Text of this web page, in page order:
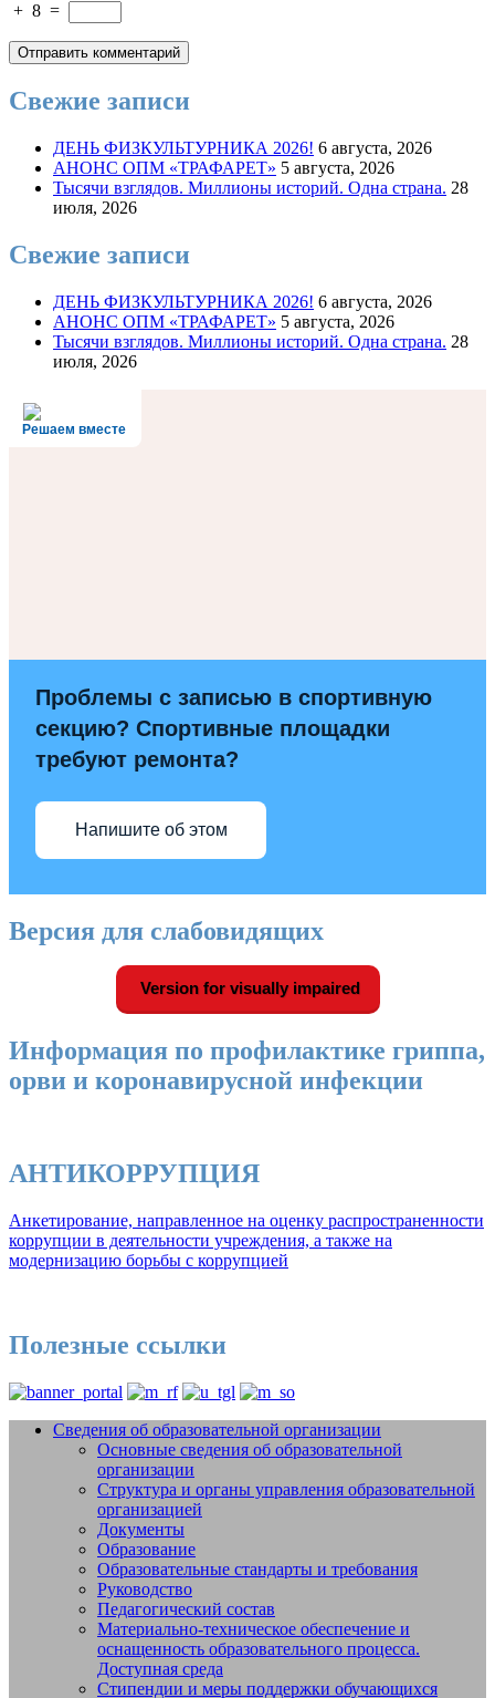
+ 8 =
Свежие записи
ДЕНЬ ФИЗКУЛЬТУРНИКА 2026! 6 августа, 2026
АНОНС ОПМ «ТРАФАРЕТ» 5 августа, 2026
Тысячи взглядов. Миллионы историй. Одна страна. 28
июля, 2026
Свежие записи
ДЕНЬ ФИЗКУЛЬТУРНИКА 2026! 6 августа, 2026
АНОНС ОПМ «ТРАФАРЕТ» 5 августа, 2026
Тысячи взглядов. Миллионы историй. Одна страна. 28
июля, 2026
Решаем вместе
Проблемы с записью в спортивную
секцию? Спортивные площадки
требуют ремонта?
Напишите об этом
Версия для слабовидящих
Version for visually impaired
Информация по профилактике гриппа,
орви и коронавирусной инфекции
АНТИКОРРУПЦИЯ
Анкетирование, направленное на оценку распространенности
коррупции в деятельности учреждения, а также на
модернизацию борьбы с коррупцией
Полезные ссылки
Добро пожаловать на сайт МБУДО
СШОР №14 "Жигули" г.о. Тольятти
Сведения об образовательной организации
Основные сведения об образовательной
организации
Структура и органы управления образовательной
организацией
Документы
Образование
Образовательные стандарты и требования
Руководство
Педагогический состав
Материально-техническое обеспечение и
оснащенность образовательного процесса.
Доступная среда
Стипендии и меры поддержки обучающихся